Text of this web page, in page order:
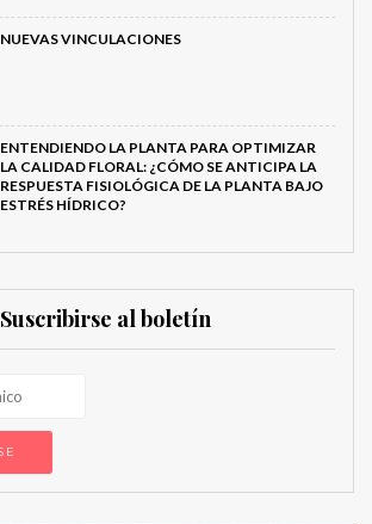
NUEVAS VINCULACIONES
ENTENDIENDO LA PLANTA PARA OPTIMIZAR
LA CALIDAD FLORAL: ¿CÓMO SE ANTICIPA LA
RESPUESTA FISIOLÓGICA DE LA PLANTA BAJO
ESTRÉS HÍDRICO?
Suscribirse al boletín